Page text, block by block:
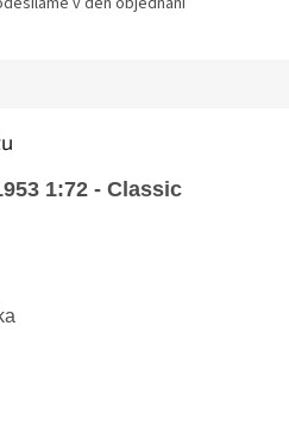
1:72 - Classic